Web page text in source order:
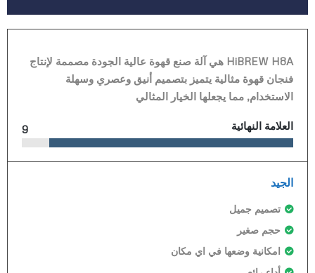
HiBREW H8A هي آلة صنع قهوة عالية الجودة مصممة لإنتاج
فنجان قهوة مثالية يتميز بتصميم أنيق وعصري وسهلة
الاستخدام, مما يجعلها الخيار المثالي
العلامة النهائية 9
الجيد
تصميم جميل
حجم صغير
امكانية وضعها في اي مكان